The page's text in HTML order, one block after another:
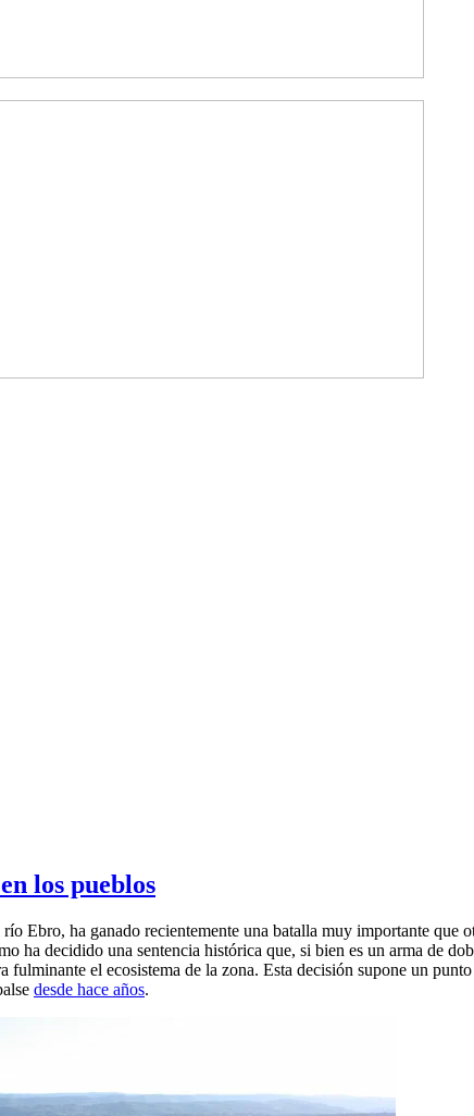
los pueblos
Ebro, ha ganado recientemente una batalla muy importante que
ha decidido una sentencia histórica que, si bien es un arma de
fulminante el ecosistema de la zona. Esta decisión supone un
desde hace años.